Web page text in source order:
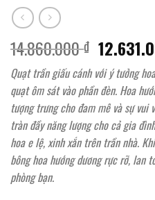
14.860.000₫ Giá
gốc
là:
Quạt trần giấu cánh với ý tưởng
quạt ôm sát vào phần đèn. Hoa
tượng trưng cho đam mê và sự vui
tràn đầy năng lượng cho cả gia
hoa e lệ, xinh xắn trên trần nhà.
bông hoa hướng dương rực rỡ, lan
phòng bạn.